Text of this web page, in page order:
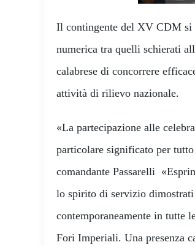
Il contingente del XV CDM si
numerica tra quelli schierati
calabrese di concorrere
attività di rilievo nazionale.
«La partecipazione alle
particolare significato per
comandante Passarelli
lo spirito di servizio
contemporaneamente in tutte
Fori Imperiali. Una presenza